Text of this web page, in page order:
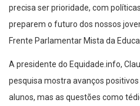
precisa ser prioridade, com
preparem o futuro dos nossos
Frente Parlamentar Mista da
A presidente do Equidade.info,
pesquisa mostra avanços
alunos, mas as questões como